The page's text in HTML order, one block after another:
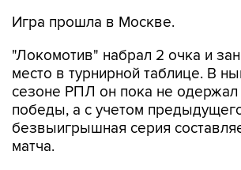
Игра прошла в Москве.
"Локомотив" набрал 2 очка и
место в турнирной таблице. В
сезоне РПЛ он пока не одержал
победы, а с учетом
безвыигрышная серия
матча.